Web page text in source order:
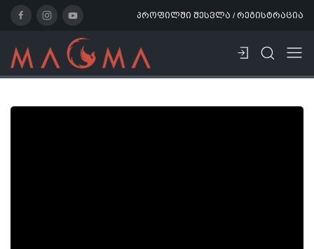
პროფილში შესვლა / რეგისტრაცია